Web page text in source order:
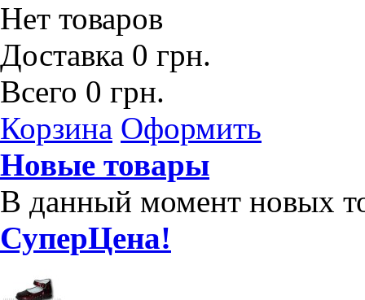
Нет товаров
Доставка 0 грн.
Всего 0 грн.
Корзина Оформить
Новые товары
В данный момент новых
СуперЦена!